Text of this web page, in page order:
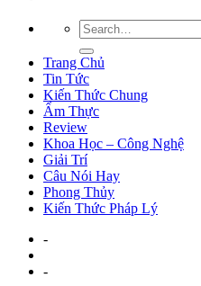
Trang Chủ
Tin Tức
Kiến Thức Chung
Ẩm Thực
Review
Khoa Học – Công Nghệ
Giải Trí
Câu Nói Hay
Phong Thủy
Kiến Thức Pháp Lý
-
-